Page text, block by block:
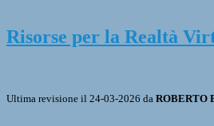
Risorse per la Realtà
Ultima revisione il 24-03-2026 da ROBERTO